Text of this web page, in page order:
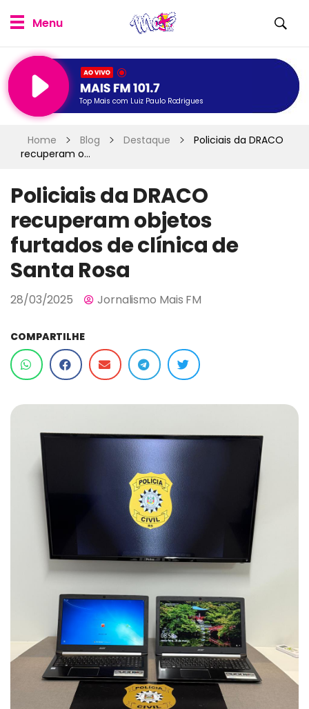
Top Mais com Luiz Paulo Rodrigues
Home Blog Destaque
Policiais da DRACO
recuperam o...
Policiais da DRACO
recuperam objetos
furtados de clínica de
Santa Rosa
28/03/2025 Jornalismo Mais FM
COMPARTILHE